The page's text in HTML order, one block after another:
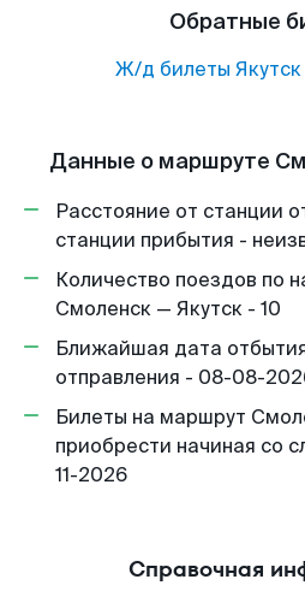
Обратные
Ж/д билеты Якутск
Данные о маршруте
Расстояние от станции
станции прибытия -
Количество поездов по
Смоленск — Якутск - 10
Ближайшая дата
отправления - 08-08-
Билеты на маршрут
приобрести начиная со
11-2026
Справочная